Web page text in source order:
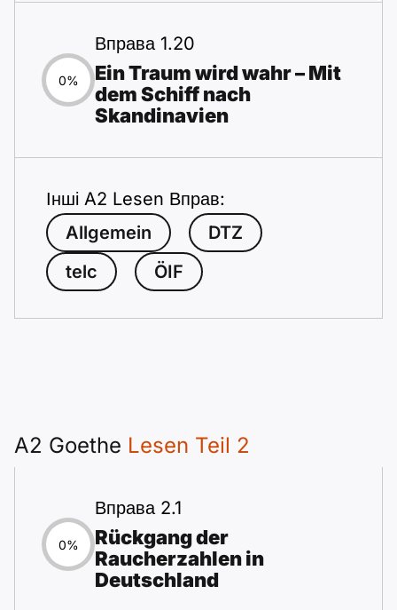
0%
Вправа 1.20
Ein Traum wird wahr – Mit
dem Schiff nach
Skandinavien
Інші A2 Lesen Вправ:
Allgemein
DTZ
telc
ÖIF
A2 Goethe Lesen Teil 2
0%
Вправа 2.1
Rückgang der
Raucherzahlen in
Deutschland